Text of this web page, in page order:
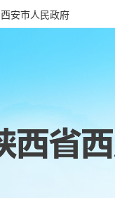
西安市人民政府